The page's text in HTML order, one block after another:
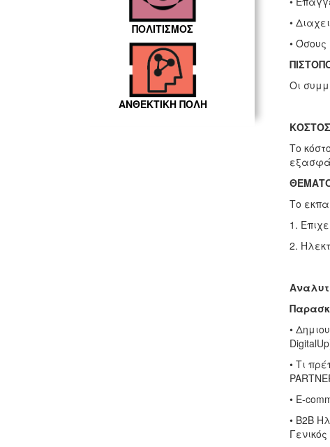
ΠΟΛΙΤΙΣΜΟΣ
ΑΝΘΕΚΤΙΚΗ ΠΟΛΗ
•
• Όσους
Οι
ΚΟΣΤΟΣ
Το
Το
1.
2.
•
• Τι
• E-
• Β2Β